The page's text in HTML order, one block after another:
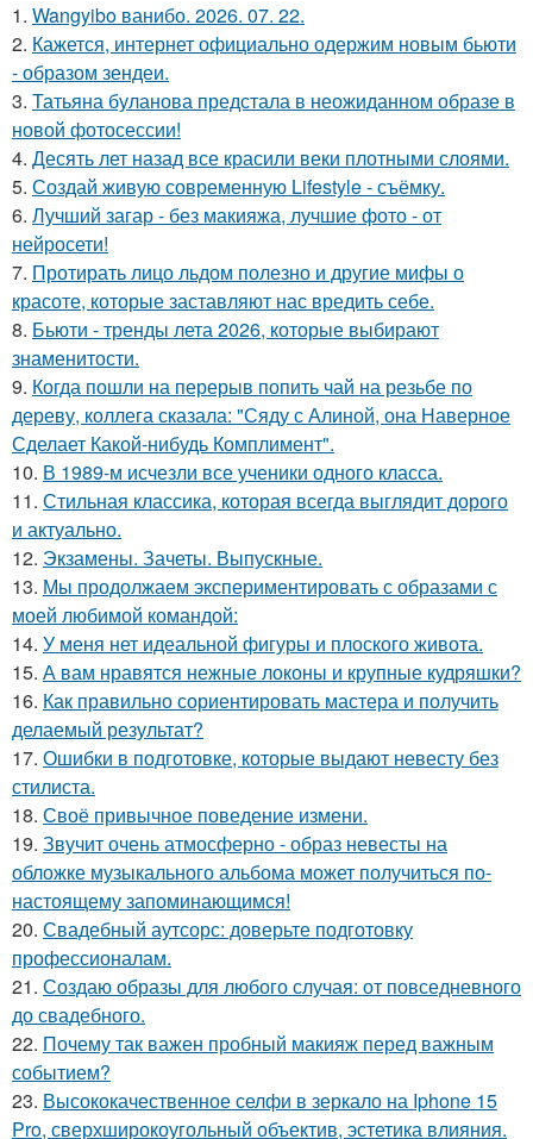
1. Wangyibo ванибо. 2026. 07. 22.
2. Кажется, интернет официально одержим новым бьюти
- образом зендеи.
3. Татьяна буланова предстала в неожиданном образе в
новой фотосессии!
4. Десять лет назад все красили веки плотными слоями.
5. Создай живую современную Lifestyle - съёмку.
6. Лучший загар - без макияжа, лучшие фото - от
нейросети!
7. Протирать лицо льдом полезно и другие мифы о
красоте, которые заставляют нас вредить себе.
8. Бьюти - тренды лета 2026, которые выбирают
знаменитости.
9. Когда пошли на перерыв попить чай на резьбе по
дереву, коллега сказала: "Сяду с Алиной, она Наверное
Сделает Какой-нибудь Комплимент".
10. В 1989-м исчезли все ученики одного класса.
11. Стильная классика, которая всегда выглядит дорого
и актуально.
12. Экзамены. Зачеты. Выпускные.
13. Мы продолжаем экспериментировать с образами с
моей любимой командой:
14. У меня нет идеальной фигуры и плоского живота.
15. А вам нравятся нежные локоны и крупные кудряшки?
16. Как правильно сориентировать мастера и получить
делаемый результат?
17. Ошибки в подготовке, которые выдают невесту без
стилиста.
18. Своё привычное поведение измени.
19. Звучит очень атмосферно - образ невесты на
обложке музыкального альбома может получиться по-
настоящему запоминающимся!
20. Свадебный аутсорс: доверьте подготовку
профессионалам.
21. Создаю образы для любого случая: от повседневного
до свадебного.
22. Почему так важен пробный макияж перед важным
событием?
23. Высококачественное селфи в зеркало на Iphone 15
Pro, сверхширокоугольный объектив, эстетика влияния.